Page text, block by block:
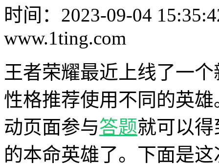
时间：2023-09-04
www.1ting.com
王者荣耀最近上线了一
性格推荐使用不同的英
动页面参与答题就可以
的本命英雄了。下面是